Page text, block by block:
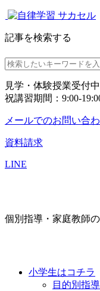
記事を検索する
見学・体験授業受付中
祝講習期間：9:00-
メールでのお問い合
資料請求
LINE
個別指導・家庭教師
小学生はコチラ
目的別指